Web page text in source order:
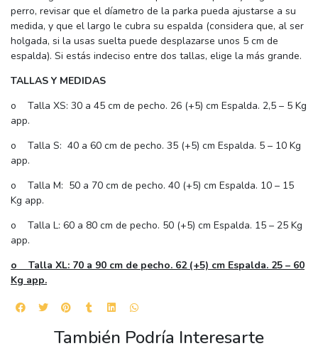
perro, revisar que el díametro de la parka pueda ajustarse a su
medida, y que el largo le cubra su espalda (considera que, al ser
holgada, si la usas suelta puede desplazarse unos 5 cm de
espalda). Si estás indeciso entre dos tallas, elige la más grande.
TALLAS Y MEDIDAS
o Talla XS: 30 a 45 cm de pecho. 26 (+5) cm Espalda. 2,5 – 5 Kg
app.
o Talla S: 40 a 60 cm de pecho. 35 (+5) cm Espalda. 5 – 10 Kg
app.
o Talla M: 50 a 70 cm de pecho. 40 (+5) cm Espalda. 10 – 15
Kg app.
o Talla L: 60 a 80 cm de pecho. 50 (+5) cm Espalda. 15 – 25 Kg
app.
o Talla XL: 70 a 90 cm de pecho. 62 (+5) cm Espalda. 25 – 60
Kg app.
También Podría Interesarte